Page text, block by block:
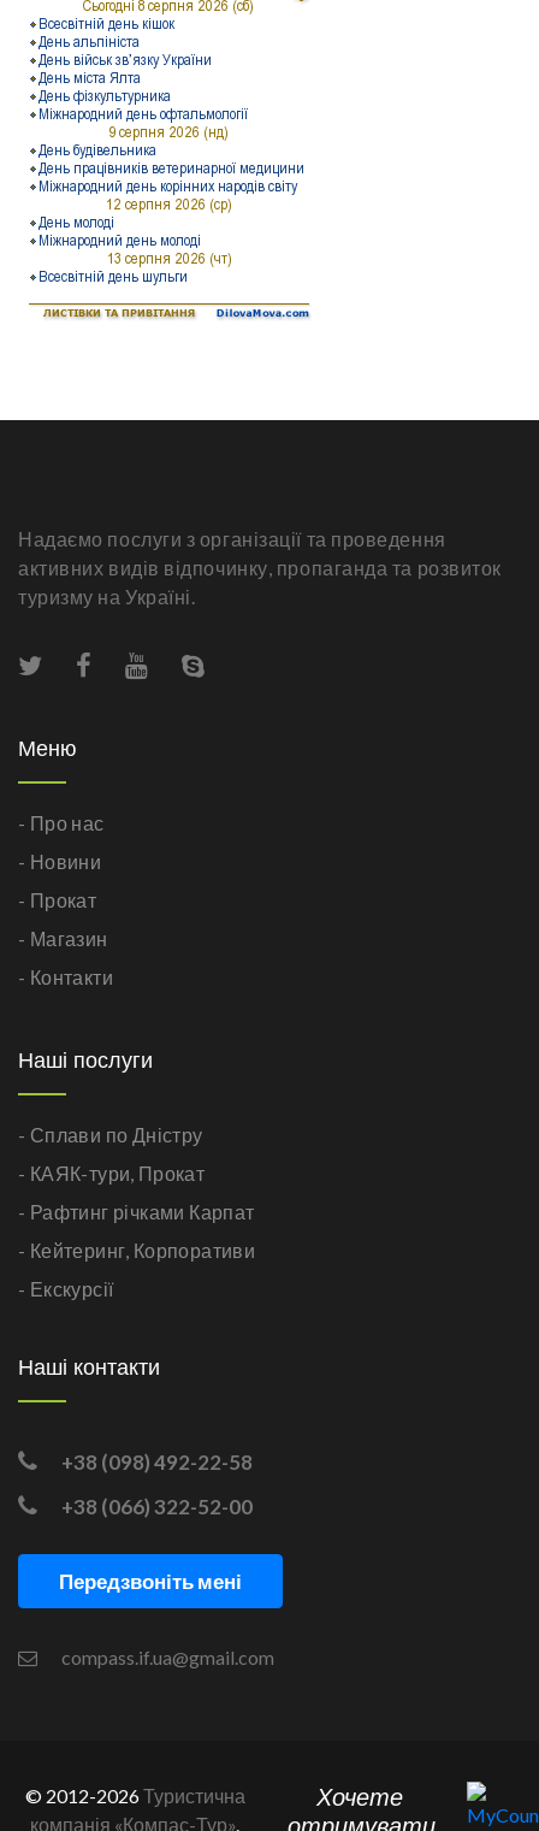
Надаємо послуги з організації та проведення
активних видів відпочинку, пропаганда та розвиток
туризму на Україні.
Меню
- Про нас
- Новини
- Прокат
- Магазин
- Контакти
Наші послуги
- Сплави по Дністру
- КАЯК-тури, Прокат
- Рафтинг річками Карпат
- Кейтеринг, Корпоративи
- Екскурсії
Наші контакти
+38 (098) 492-22-58
+38 (066) 322-52-00
Передзвоніть мені
compass.if.ua@gmail.com
© 2012-2026Туристична
компанія «Компас-Тур».
Хочете